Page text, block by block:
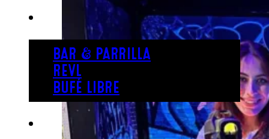
BAR & PARRILLA
REVL
BUFÉ LIBRE
FIESTA